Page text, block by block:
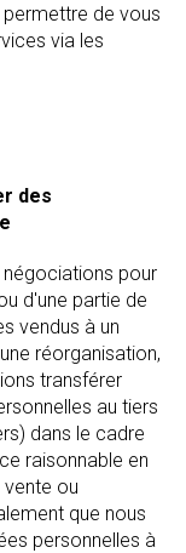
permettre de vous
via les
des
négociations pour
d'une partie de
vendus à un
réorganisation,
transférer
au tiers
dans le cadre
raisonnable en
ou
que nous
personnelles à